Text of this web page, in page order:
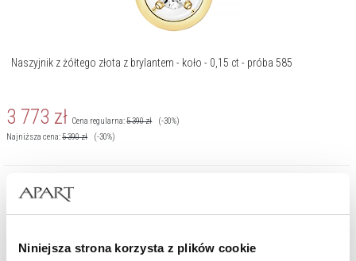
Niniejsza strona korzysta z plików cookie
Naszyjnik z żółtego złota z brylantem - koło - 0,15 ct - próba 585
3 773 zł Cena regularna:5 390zł
(-30%)
Najniższa cena:5 390zł (-30%)